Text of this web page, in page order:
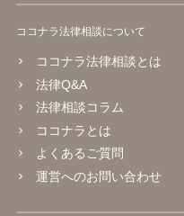
ココナラ法律相談について
ココナラ法律相談とは
法律Q&A
法律相談コラム
ココナラとは
よくあるご質問
運営へのお問い合わせ